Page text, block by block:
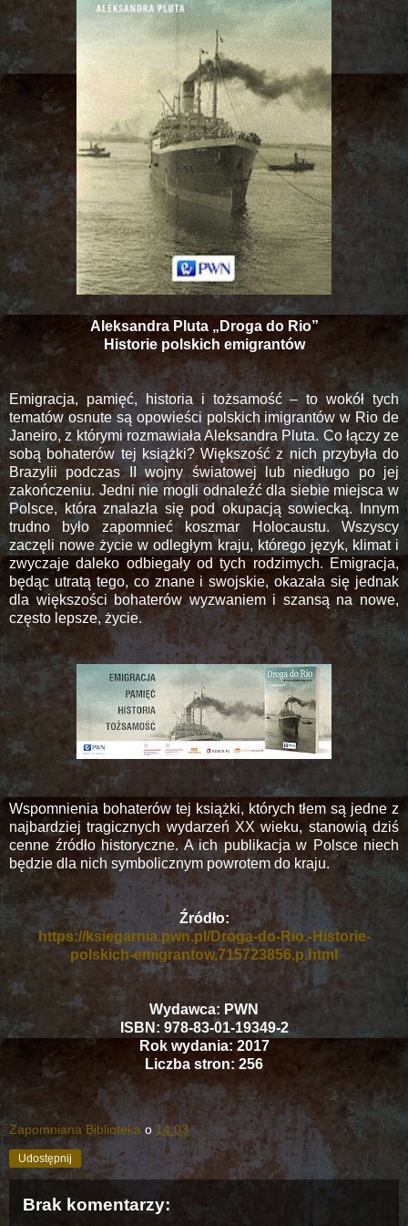
Aleksandra Pluta „Droga do Rio”
Historie polskich emigrantów
Emigracja, pamięć, historia i tożsamość – to wokół tych
tematów osnute są opowieści polskich imigrantów w Rio de
Janeiro, z którymi rozmawiała Aleksandra Pluta. Co łączy ze
sobą bohaterów tej książki? Większość z nich przybyła do
Brazylii podczas II wojny światowej lub niedługo po jej
zakończeniu. Jedni nie mogli odnaleźć dla siebie miejsca w
Polsce, która znalazła się pod okupacją sowiecką. Innym
trudno było zapomnieć koszmar Holocaustu. Wszyscy
zaczęli nowe życie w odległym kraju, którego język, klimat i
zwyczaje daleko odbiegały od tych rodzimych. Emigracja,
będąc utratą tego, co znane i swojskie, okazała się jednak
dla większości bohaterów wyzwaniem i szansą na nowe,
często lepsze, życie.
Wspomnienia bohaterów tej książki, których tłem są jedne z
najbardziej tragicznych wydarzeń XX wieku, stanowią dziś
cenne źródło historyczne. A ich publikacja w Polsce niech
będzie dla nich symbolicznym powrotem do kraju.
Źródło:
https://ksiegarnia.pwn.pl/Droga-do-Rio.-Historie-
polskich-emigrantow,715723856,p.html
Wydawca: PWN
ISBN: 978-83-01-19349-2
Rok wydania: 2017
Liczba stron: 256
Zapomniana Biblioteka o14:03
Udostępnij
Brak komentarzy: